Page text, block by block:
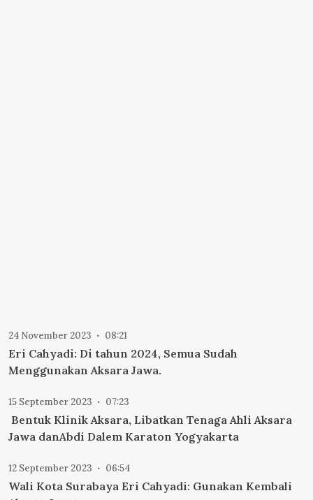
24 November 2023 08:21
Eri Cahyadi: Di tahun 2024, Semua Sudah
Menggunakan Aksara Jawa.
15 September 2023 07:23
Bentuk Klinik Aksara, Libatkan Tenaga Ahli Aksara
Jawa danAbdi Dalem Karaton Yogyakarta
12 September 2023 06:54
Wali Kota Surabaya Eri Cahyadi: Gunakan Kembali